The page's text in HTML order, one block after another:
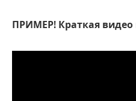
ПРИМЕР! Краткая видео